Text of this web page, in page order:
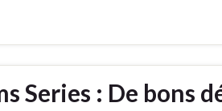
Series : De bons